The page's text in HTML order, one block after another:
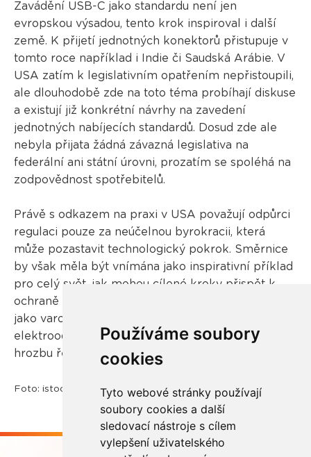
Používáme soubory
cookies
Tyto webové stránky používají
soubory cookies a další
sledovací nástroje s cílem
vylepšení uživatelského
Zavádění USB-C jako standardu není jen
evropskou výsadou, tento krok inspiroval i další
země. K přijetí jednotných konektorů přistupuje v
tomto roce například i Indie či Saudská Arábie. V
USA zatím k legislativním opatřením nepřistoupili,
ale dlouhodobě zde na toto téma probíhají diskuse
a existují již konkrétní návrhy na zavedení
jednotných nabíjecích standardů. Dosud zde ale
nebyla přijata žádná závazná legislativa na
federální ani státní úrovni, prozatím se spoléhá na
zodpovědnost spotřebitelů.
Právě s odkazem na praxi v USA považují odpůrci
regulaci pouze za neúčelnou byrokracii, která
může pozastavit technologický pokrok. Směrnice
by však měla být vnímána jako inspirativní příklad
pro celý svět, jak mohou cílené kroky přispět k
ochraně přírody a podpoře udržitelnosti. A také
jako varovný signál, že rychle rostoucí množství
elektroodpadu je hrozbou a Evropa má zájem tuto
hrozbu řešit.
Foto: istockphoto.com